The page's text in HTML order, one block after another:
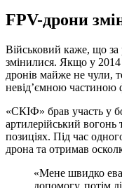
FPV-дрони
Військовий каже, що за
змінилися. Якщо у
дронів майже не чули,
невід’ємною частиною
«СКІФ» брав участь у
артилерійський
позиціях. Під час
дрона та отримав
«Мене швидко